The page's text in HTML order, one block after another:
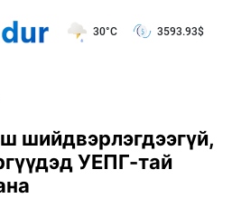
30°C 3593.93$
шийдвэрлэгдээгүй,
УЕПГ-тай